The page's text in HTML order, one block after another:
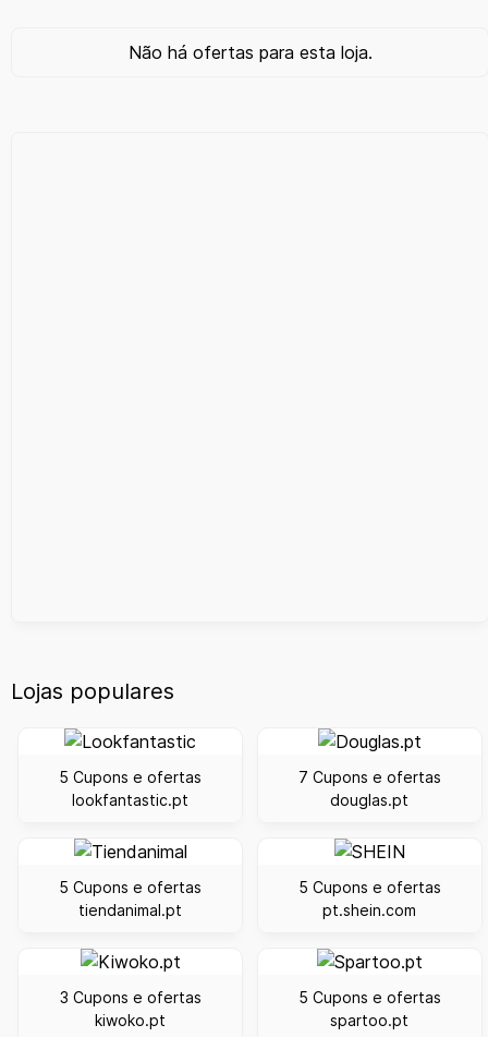
Não há ofertas para esta loja.
Lojas populares
5 Cupons e ofertas
lookfantastic.pt
7 Cupons e ofertas
douglas.pt
5 Cupons e ofertas
tiendanimal.pt
5 Cupons e ofertas
pt.shein.com
3 Cupons e ofertas
kiwoko.pt
5 Cupons e ofertas
spartoo.pt